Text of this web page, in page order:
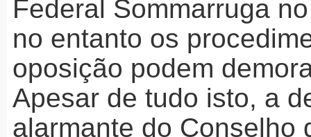
Federal Sommarruga
no entanto os
oposição podem
Apesar de tudo isto, a
alarmante do Conselho